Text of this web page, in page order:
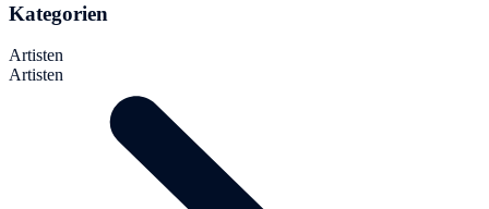
Kategorien
Artisten
Artisten